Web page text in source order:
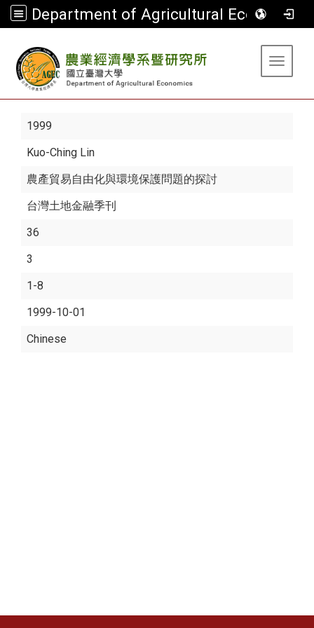
Department of Agricultural Economics
Toggle
1999
Kuo-Ching Lin
農產貿易自由化與環境保護問題的探討
台灣土地金融季刊
36
3
1-8
1999-10-01
Chinese